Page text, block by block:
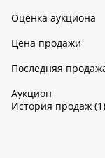
Оценка аукциона
Цена продажи
Последняя
Аукцион
История продаж (1)